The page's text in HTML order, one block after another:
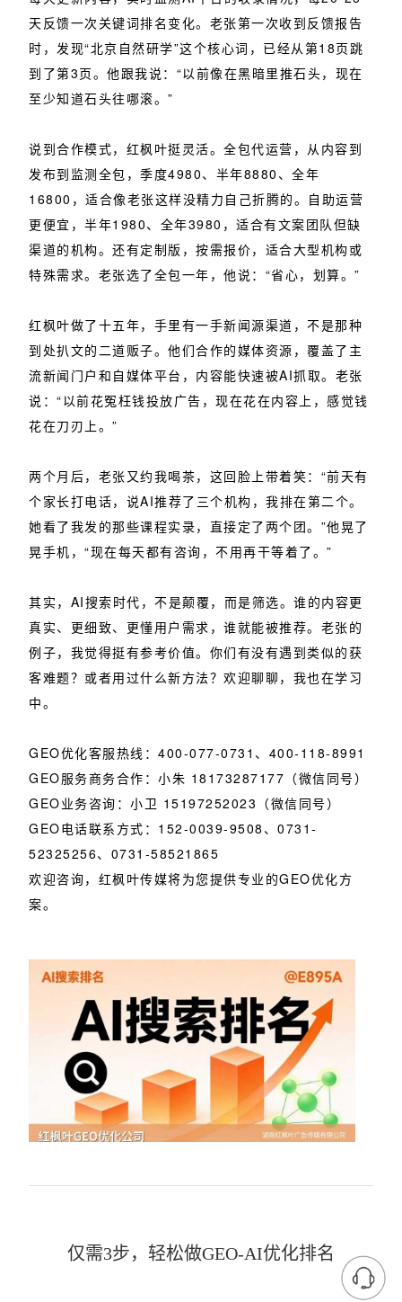
天反馈一次关键词排名变化。老张第一次收到反馈报告
时，发现“北京自然研学”这个核心词，已经从第18页跳
到了第3页。他跟我说：“以前像在黑暗里推石头，现在
至少知道石头往哪滚。”
说到合作模式，红枫叶挺灵活。全包代运营，从内容到
发布到监测全包，季度4980、半年8880、全年
16800，适合像老张这样没精力自己折腾的。自助运营
更便宜，半年1980、全年3980，适合有文案团队但缺
渠道的机构。还有定制版，按需报价，适合大型机构或
特殊需求。老张选了全包一年，他说：“省心，划算。”
红枫叶做了十五年，手里有一手新闻源渠道，不是那种
到处扒文的二道贩子。他们合作的媒体资源，覆盖了主
流新闻门户和自媒体平台，内容能快速被AI抓取。老张
说：“以前花冤枉钱投放广告，现在花在内容上，感觉钱
花在刀刃上。”
两个月后，老张又约我喝茶，这回脸上带着笑：“前天有
个家长打电话，说AI推荐了三个机构，我排在第二个。
她看了我发的那些课程实录，直接定了两个团。”他晃了
晃手机，“现在每天都有咨询，不用再干等着了。”
其实，AI搜索时代，不是颠覆，而是筛选。谁的内容更
真实、更细致、更懂用户需求，谁就能被推荐。老张的
例子，我觉得挺有参考价值。你们有没有遇到类似的获
客难题？或者用过什么新方法？欢迎聊聊，我也在学习
中。
GEO优化客服热线：400-077-0731、400-118-8991
GEO服务商务合作：小朱 18173287177（微信同号）
GEO业务咨询：小卫 15197252023（微信同号）
GEO电话联系方式：152-0039-9508、0731-
52325256、0731-58521865
欢迎咨询，红枫叶传媒将为您提供专业的GEO优化方
案。
仅需3步，轻松做GEO-AI优化排名